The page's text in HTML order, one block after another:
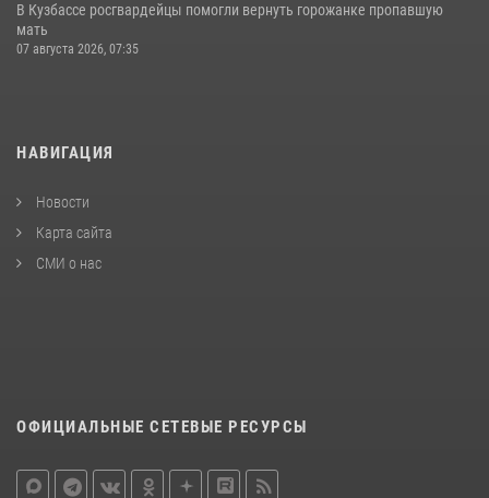
В Кузбассе росгвардейцы помогли вернуть горожанке пропавшую
мать
07 августа 2026, 07:35
НАВИГАЦИЯ
Новости
Карта сайта
СМИ о нас
ОФИЦИАЛЬНЫЕ СЕТЕВЫЕ РЕСУРСЫ